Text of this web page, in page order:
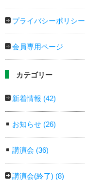
プライバシーポリシー
会員専用ページ
カテゴリー
新着情報 (42)
お知らせ (26)
講演会 (36)
講演会(終了) (8)